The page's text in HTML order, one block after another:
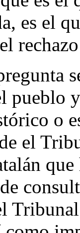
es el
pueblo
o
el